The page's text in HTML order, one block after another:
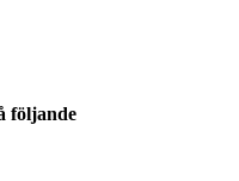
följande